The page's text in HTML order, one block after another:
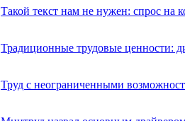
Такой текст нам не нужен: спрос на
Традиционные трудовые ценности:
Труд с неограниченными